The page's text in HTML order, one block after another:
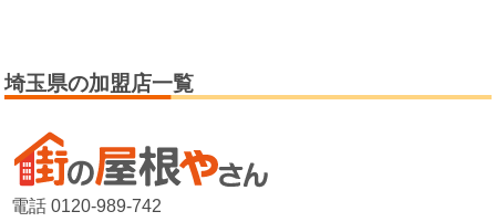
埼玉県の加盟店一覧
電話 0120-989-742